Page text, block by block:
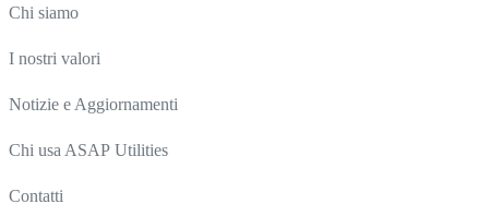
Chi siamo
I nostri valori
Notizie e Aggiornamenti
Chi usa ASAP Utilities
Contatti